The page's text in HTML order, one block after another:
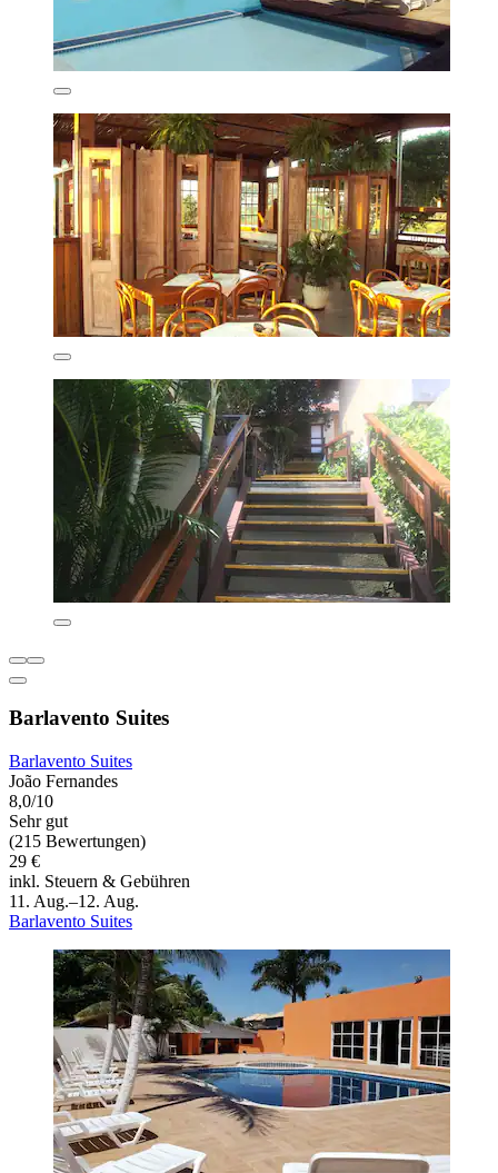
Barlavento Suites
Barlavento Suites
João Fernandes
8,0/10
Sehr gut
(215 Bewertungen)
29 €
inkl. Steuern & Gebühren
11. Aug.–12. Aug.
Barlavento Suites